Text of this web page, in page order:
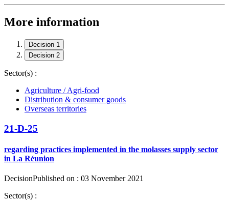
More information
Decision 1
Decision 2
Sector(s) :
Agriculture / Agri-food
Distribution & consumer goods
Overseas territories
21-D-25
regarding practices implemented in the molasses supply sector
in La Réunion
DecisionPublished on : 03 November 2021
Sector(s) :